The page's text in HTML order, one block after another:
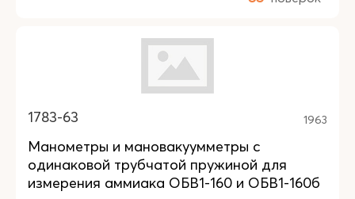
1783-63 1963
Манометры и мановакуумметры с
одинаковой трубчатой пружиной для
измерения аммиака ОБВ1-160 и ОБВ1-160б